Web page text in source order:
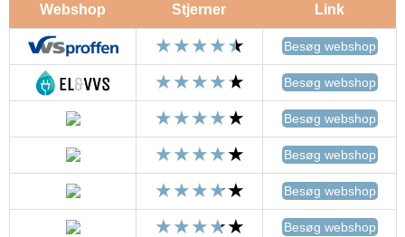
Webshop Stjerner Link
Besøg webshop
Besøg webshop
Besøg webshop
Besøg webshop
Besøg webshop
Besøg webshop